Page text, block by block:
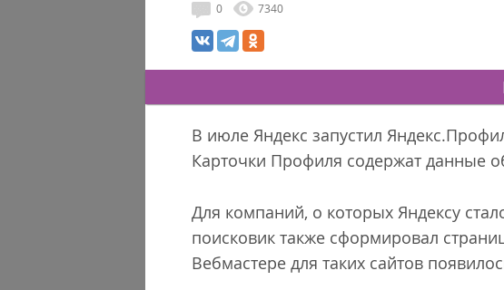
0 7340
В июле Яндекс запустил
Карточки Профиля содержат данные
Для компаний, о которых Яндексу
поисковик также сформировал
Вебмастере для таких сайтов